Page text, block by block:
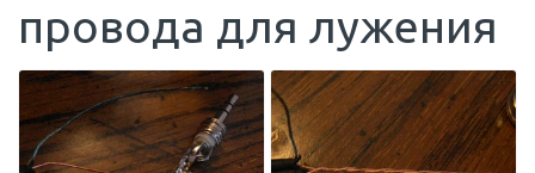
провода для лужения